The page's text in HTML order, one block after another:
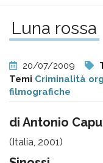
di
e
analisi
pr
Luna rossa
20/07/2009
Temi Criminalità
filmografiche
di Antonio
(Italia, 2001)